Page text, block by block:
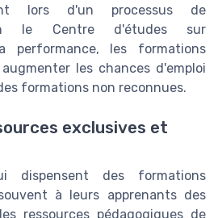
lors d'un processus de
le Centre d'études sur
performance, les formations
les chances d'emploi
formations non reconnues.
exclusives et
dispensent des formations
à leurs apprenants des
ressources pédagogiques de